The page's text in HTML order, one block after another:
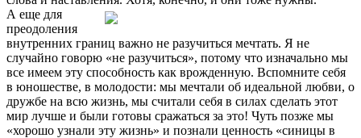
А еще для
преодоления
внутренних границ важно не разучиться мечтать. Я не
случайно говорю «не разучиться», потому что изначально мы
все имеем эту способность как врожденную. Вспомните себя
в юношестве, в молодости: мы мечтали об идеальной любви, о
дружбе на всю жизнь, мы считали себя в силах сделать этот
мир лучше и были готовы сражаться за это! Чуть позже мы
«хорошо узнали эту жизнь» и познали ценность «синицы в